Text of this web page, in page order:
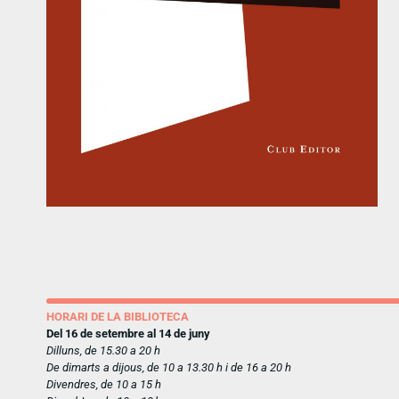
HORARI DE LA BIBLIOTECA
Del 16 de setembre al 14 de juny
Dilluns, de 15.30 a 20 h
De dimarts a dijous, de 10 a 13.30 h i de 16 a 20 h
Divendres, de 10 a 15 h